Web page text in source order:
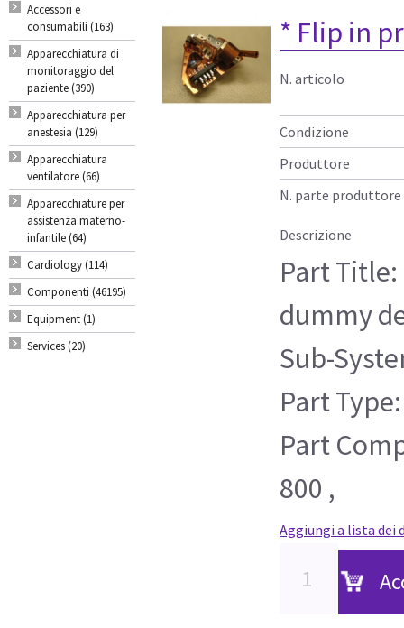
Accessori e
consumabili (163)
Apparecchiatura di
monitoraggio del
paziente (390)
Apparecchiatura per
anestesia (129)
Apparecchiatura
ventilatore (66)
Apparecchiature per
assistenza materno-
infantile (64)
Cardiology (114)
Componenti (46195)
Equipment (1)
Services (20)
* Flip in
N. articolo
Condizione
Produttore
N. parte produttore
Descrizione
Part
dummy
Sub-
Part
Part
800 ,
Aggiungi a lista dei